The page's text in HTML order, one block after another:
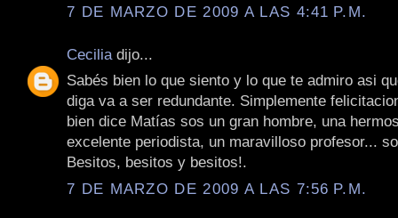
7 DE MARZO DE 2009 A LAS 4:41 P.M.
Cecilia dijo...
Sabés bien lo que siento y lo que te admiro asi
diga va a ser redundante. Simplemente
bien dice Matías sos un gran hombre, una
excelente periodista, un maravilloso profesor...
Besitos, besitos y besitos!.
7 DE MARZO DE 2009 A LAS 7:56 P.M.